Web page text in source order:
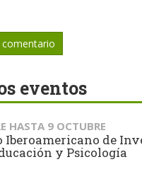
eventos
HASTA 9 OCTUBRE
Iberoamericano de
y Psicología